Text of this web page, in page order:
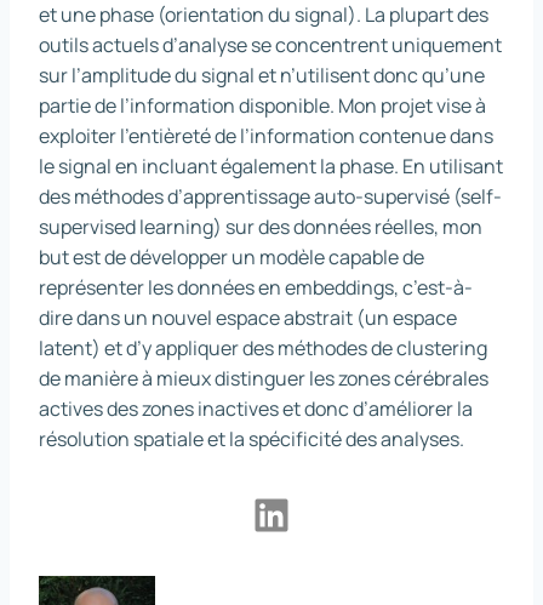
et une phase (orientation du signal). La plupart des
outils actuels d’analyse se concentrent uniquement
sur l’amplitude du signal et n’utilisent donc qu’une
partie de l’information disponible. Mon projet vise à
exploiter l’entièreté de l’information contenue dans
le signal en incluant également la phase. En utilisant
des méthodes d’apprentissage auto-supervisé (self-
supervised learning) sur des données réelles, mon
but est de développer un modèle capable de
représenter les données en embeddings, c’est-à-
dire dans un nouvel espace abstrait (un espace
latent) et d’y appliquer des méthodes de clustering
de manière à mieux distinguer les zones cérébrales
actives des zones inactives et donc d’améliorer la
résolution spatiale et la spécificité des analyses.
LinkedIn